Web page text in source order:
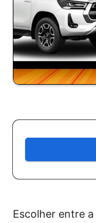
Escolher entre a